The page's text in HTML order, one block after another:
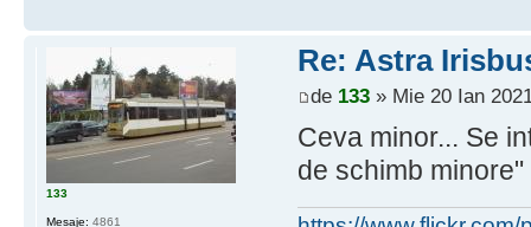
Re: Astra
de 133» Mie 20 Ian
Ceva minor... Se
de schimb
133
Mesaje: 4861